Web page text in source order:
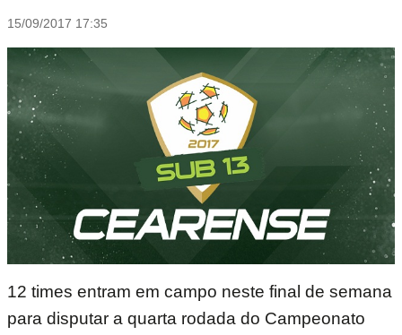
15/09/2017 17:35
12 times entram em campo neste final de semana
para disputar a quarta rodada do Campeonato